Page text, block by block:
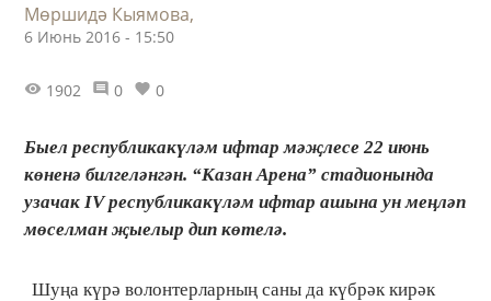
Мөршидә Кыямова,
6 Июнь 2016 - 15:50
1902 0 0
Быел республикакүләм ифтар мәҗлесе 22 июнь
көненә билгеләнгән. “Казан Арена” стадионында
узачак IV республикакүләм ифтар ашына ун меңләп
мөселман җыелыр дип көтелә.
Шуңа күрә волонтерларның саны да күбрәк кирәк